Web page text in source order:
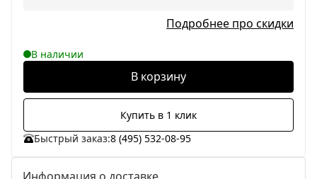
Подробнее про скидки
В наличии
В корзину
Купить в 1 клик
Быстрый заказ:8 (495) 532-08-95